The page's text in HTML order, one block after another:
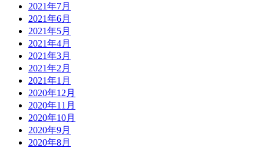
2021年7月
2021年6月
2021年5月
2021年4月
2021年3月
2021年2月
2021年1月
2020年12月
2020年11月
2020年10月
2020年9月
2020年8月